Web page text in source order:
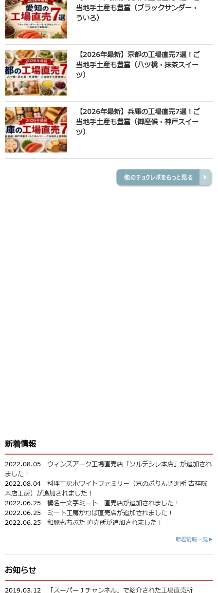
当地手土産も豊富（ブラックサンダー・
ういろ）
【2026年最新】京都の工場直売7選！ご
当地手土産も豊富（八ツ橋・抹茶スイー
ツ）
【2026年最新】兵庫の工場直売7選！ご
当地手土産も豊富（御座候・神戸スイー
ツ）
新着情報
2022.08.05 ウィンズアーク工場直売店「ソルデシレ本店」が追加され
ました！
2022.08.04 料理工房ホワイトファミリー（京のぷりん調進所 吉祥院
本店工房）が追加されました！
2022.06.25 榛名十文字ミート 直売店が追加されました！
2022.06.25 ミート工房かわば直売店が追加されました！
2022.06.25 和豚もちぶた 直売所が追加されました！
新着情報一覧▶
お知らせ
2019.03.12 「スーパーＪチャンネル」で紹介された工場直売所